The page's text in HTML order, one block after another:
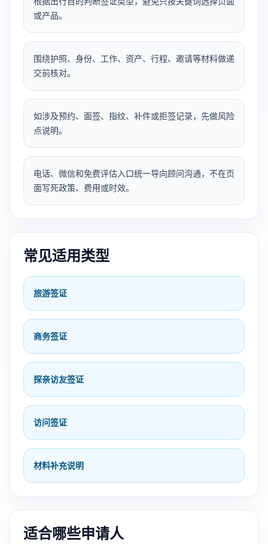
或产品。
围绕护照、身份、工作、资产、行程、邀请等材料做递
交前核对。
如涉及预约、面签、指纹、补件或拒签记录，先做风险
点说明。
电话、微信和免费评估入口统一导向顾问沟通，不在页
面写死政策、费用或时效。
常见适用类型
旅游签证
商务签证
探亲访友签证
访问签证
材料补充说明
适合哪些申请人